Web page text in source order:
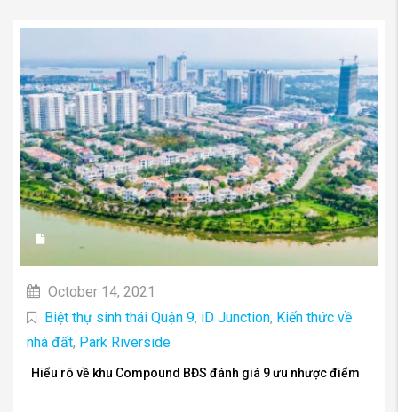
October 14, 2021
Biệt thự sinh thái Quận 9, iD Junction, Kiến thức về
nhà đất, Park Riverside
Hiểu rõ về khu Compound BĐS đánh giá 9 ưu nhược điểm